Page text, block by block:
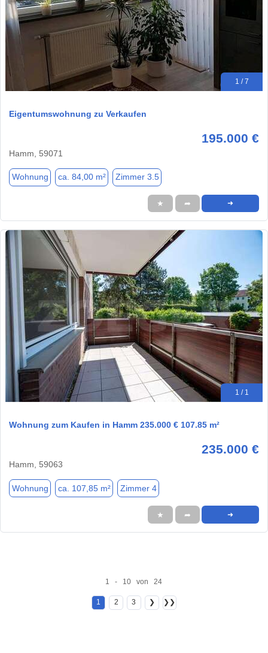
1 / 7
Eigentumswohnung zu Verkaufen
195.000 €
Hamm, 59071
Wohnung ca. 84,00 m² Zimmer 3.5
★ ➦ ➜
1 / 1
Wohnung zum Kaufen in Hamm 235.000 € 107.85 m²
235.000 €
Hamm, 59063
Wohnung ca. 107,85 m² Zimmer 4
★ ➦ ➜
1 - 10 von 24
1 2 3 ❯ ❯❯